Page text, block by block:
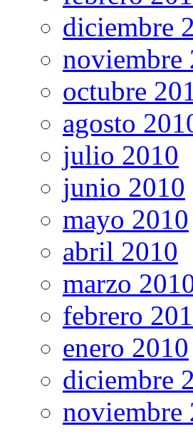
diciembre
noviembre
octubre
agosto
julio 2010
junio 2010
mayo 2010
abril 2010
marzo
febrero
enero 2010
diciembre
noviembre